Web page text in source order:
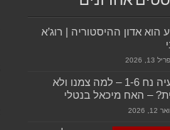
הוא אדון ההיסטוריה | רוג’א
13, 2026
ישעיה נח 1-6 – למה צמנו ולא
– האח מיכאל בנטלי
12, 2026